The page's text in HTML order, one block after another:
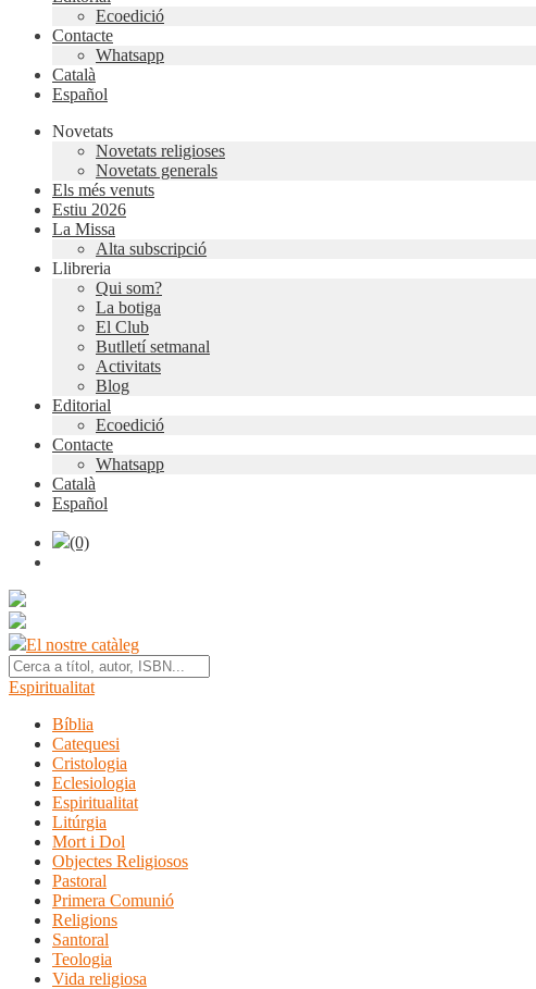
Ecoedició
Contacte
Whatsapp
Català
Español
Novetats
Novetats religioses
Novetats generals
Els més venuts
Estiu 2026
La Missa
Alta subscripció
Llibreria
Qui som?
La botiga
El Club
Butlletí setmanal
Activitats
Blog
Editorial
Ecoedició
Contacte
Whatsapp
Català
Español
(0)
El nostre catàleg
Espiritualitat
Bíblia
Catequesi
Cristologia
Eclesiologia
Espiritualitat
Litúrgia
Mort i Dol
Objectes Religiosos
Pastoral
Primera Comunió
Religions
Santoral
Teologia
Vida religiosa